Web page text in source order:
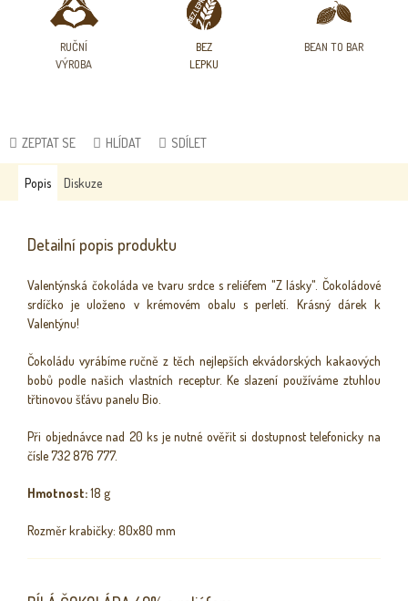
RUČNÍ
VÝROBA
BEZ
LEPKU
BEAN TO BAR
ZEPTAT SE HLÍDAT SDÍLET
Popis Diskuze
Detailní popis produktu
Valentýnská čokoláda ve tvaru srdce s reliéfem "Z lásky". Čokoládové
srdíčko je uloženo v krémovém obalu s perletí. Krásný dárek k
Valentýnu!
Čokoládu vyrábíme ručně z těch nejlepších ekvádorských kakaových
bobů podle našich vlastních receptur. Ke slazení používáme ztuhlou
třtinovou šťávu panelu Bio.
Při objednávce nad 20 ks je nutné ověřit si dostupnost telefonicky na
čísle 732 876 777.
Hmotnost:18 g
Rozměr krabičky: 80x80 mm